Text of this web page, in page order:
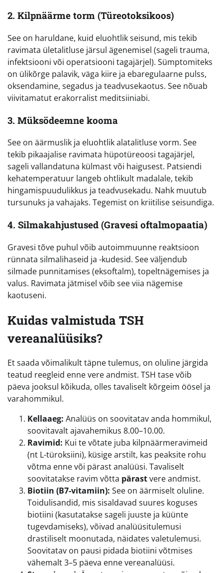
2. Kilpnäärme torm (Türeotoksikoos)
See on haruldane, kuid eluohtlik seisund, mis tekib
ravimata ületalitluse järsul ägenemisel (sageli trauma,
infektsiooni või operatsiooni tagajärjel). Sümptomiteks
on ülikõrge palavik, väga kiire ja ebaregulaarne pulss,
oksendamine, segadus ja teadvusekaotus. See nõuab
viivitamatut erakorralist meditsiiniabi.
3. Müksödeemne kooma
See on äärmuslik ja eluohtlik alatalitluse vorm. See
tekib pikaajalise ravimata hüpotüreoosi tagajärjel,
sageli vallandatuna külmast või haigusest. Patsiendi
kehatemperatuur langeb ohtlikult madalale, tekib
hingamispuudulikkus ja teadvusekadu. Nahk muutub
tursunuks ja vahajaks. Tegemist on kriitilise seisundiga.
4. Silmakahjustused (Gravesi oftalmopaatia)
Gravesi tõve puhul võib autoimmuunne reaktsioon
rünnata silmalihaseid ja -kudesid. See väljendub
silmade punnitamises (eksoftalm), topeltnägemises ja
valus. Ravimata jätmisel võib see viia nägemise
kaotuseni.
Kuidas valmistuda TSH
vereanalüüsiks?
Et saada võimalikult täpne tulemus, on oluline järgida
teatud reegleid enne vere andmist. TSH tase võib
päeva jooksul kõikuda, olles tavaliselt kõrgeim öösel ja
varahommikul.
Kellaaeg: Analüüs on soovitatav anda hommikul,
soovitavalt ajavahemikus 8.00–10.00.
Ravimid: Kui te võtate juba kilpnäärmeravimeid
(nt L-türoksiini), küsige arstilt, kas peaksite rohu
võtma enne või pärast analüüsi. Tavaliselt
soovitatakse ravim võtta pärastvere andmist.
Biotiin (B7-vitamiin): See on äärmiselt oluline.
Toidulisandid, mis sisaldavad suures koguses
biotiini (kasutatakse sageli juuste ja küünte
tugevdamiseks), võivad analüüsitulemusi
drastiliselt moonutada, näidates valetulemusi.
Soovitatav on pausi pidada biotiini võtmises
vähemalt 3–5 päeva enne vereanalüüsi.